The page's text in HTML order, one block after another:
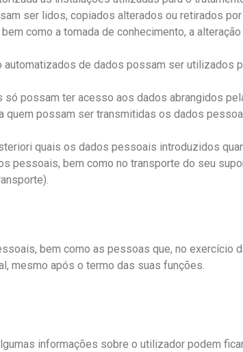
ser lidos, copiados alterados ou retirados
como a tomada de conhecimento, a
de dados possam ser utilizados
só possam ter acesso aos dados abrangidos
quem possam ser transmitidas os dados
quais os dados pessoais introduzidos
pessoais, bem como no transporte do seu
bem como as pessoas que, no exercício
mesmo após o termo das suas funções.
informações sobre o utilizador podem